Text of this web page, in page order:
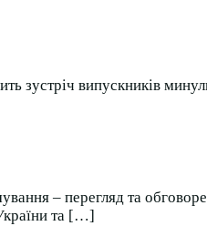
випускників
– перегляд та
та […]